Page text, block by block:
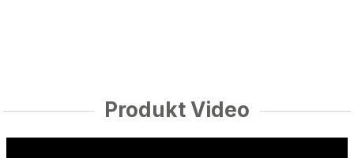
Produkt Video